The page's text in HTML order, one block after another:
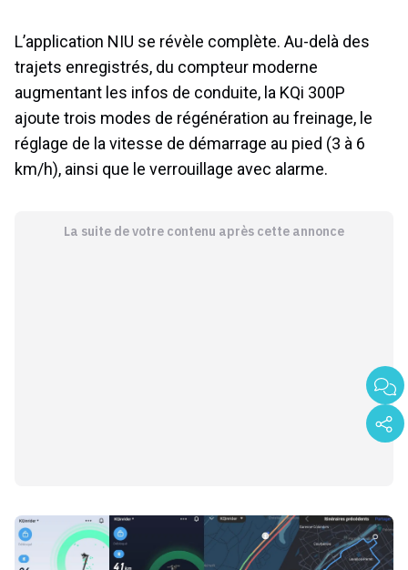
L’application NIU se révèle complète. Au-delà des
trajets enregistrés, du compteur moderne
augmentant les infos de conduite, la KQi 300P
ajoute trois modes de régénération au freinage, le
réglage de la vitesse de démarrage au pied (3 à 6
km/h), ainsi que le verrouillage avec alarme.
La suite de votre contenu après cette annonce